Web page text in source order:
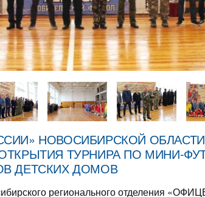
НОВОСИБИРСКОЙ
ТУРНИРА ПО МИНИ-
ДЕТСКИХ ДОМОВ
регионального отделения